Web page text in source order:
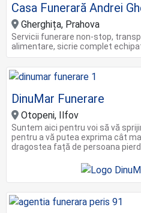
Casa Funerară Andrei
Gherghița, Prahova
Servicii funerare non-stop,
alimentare, sicrie complet
DinuMar Funerare
Otopeni, Ilfov
Suntem aici pentru voi să vă
pentru a vă putea exprima cât
dragostea față de persoana